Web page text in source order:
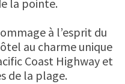
la pointe.
à l’esprit du
au charme unique
Coast Highway et
de la plage.